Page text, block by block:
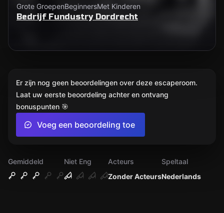
Grote GroepenBeginnersMet Kinderen
Bedrijf Fundustry Dordrecht
Gemiddeld
Niet Eng
Zonder Acteurs
Acteurs
Nederlands
Speltaal
Er zijn nog geen beoordelingen over deze escaperoom.
Laat uw eerste beoordeling achter en ontvang
bonuspunten 🎯
Voeg een beoordeling toe